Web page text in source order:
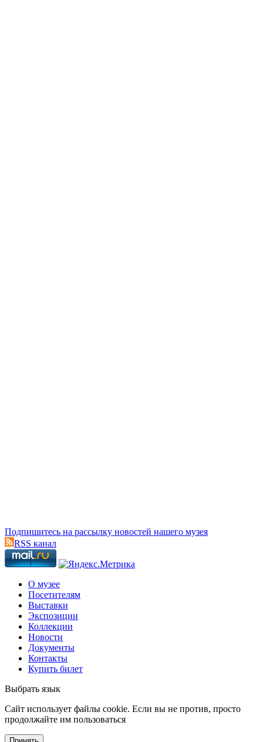
Подпишитесь на рассылку новостей нашего музея
RSS канал
О музее
Посетителям
Выставки
Экспозиции
Коллекции
Новости
Документы
Контакты
Купить билет
Выбрать язык
Cайт использует файлы cookie. Если вы не против, просто
продолжайте им пользоваться